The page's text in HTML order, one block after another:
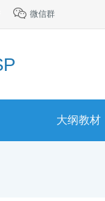
微信群
大纲教材